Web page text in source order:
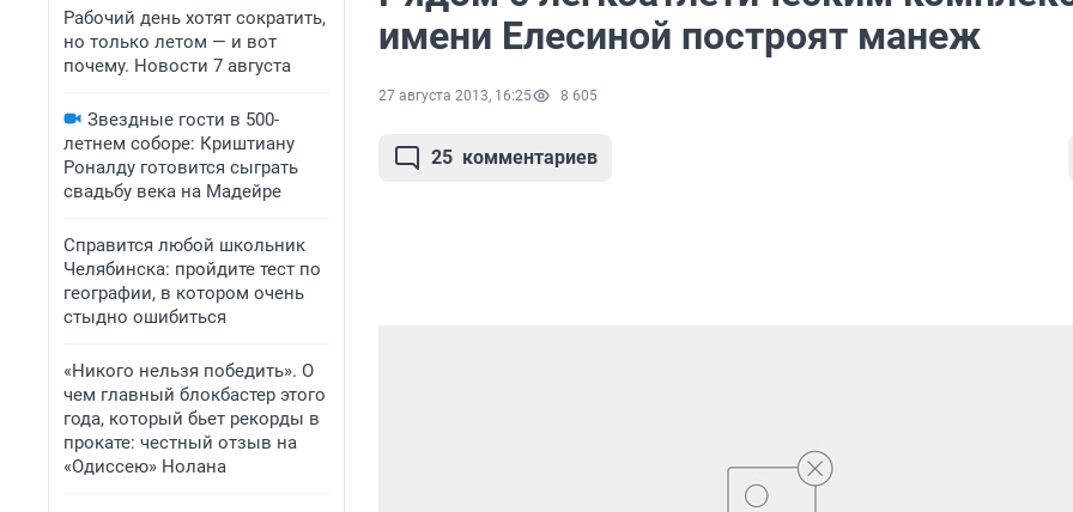
Рабочий день хотят сократить,
но только летом — и вот
почему. Новости 7 августа
Звездные гости в 500-
летнем соборе: Криштиану
Роналду готовится сыграть
свадьбу века на Мадейре
Справится любой школьник
Челябинска: пройдите тест по
географии, в котором очень
стыдно ошибиться
«Никого нельзя победить». О
чем главный блокбастер этого
года, который бьет рекорды в
прокате: честный отзыв на
«Одиссею» Нолана
имени Елесиной построят манеж
27 августа 2013, 16:25 8 605
25 комментариев